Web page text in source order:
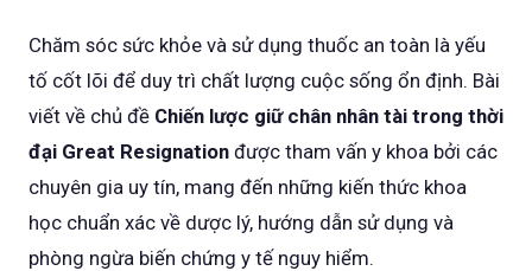
Chăm sóc sức khỏe và sử dụng thuốc an toàn là yếu
tố cốt lõi để duy trì chất lượng cuộc sống ổn định. Bài
viết về chủ đề Chiến lược giữ chân nhân tài trong thời
đại Great Resignation được tham vấn y khoa bởi các
chuyên gia uy tín, mang đến những kiến thức khoa
học chuẩn xác về dược lý, hướng dẫn sử dụng và
phòng ngừa biến chứng y tế nguy hiểm.